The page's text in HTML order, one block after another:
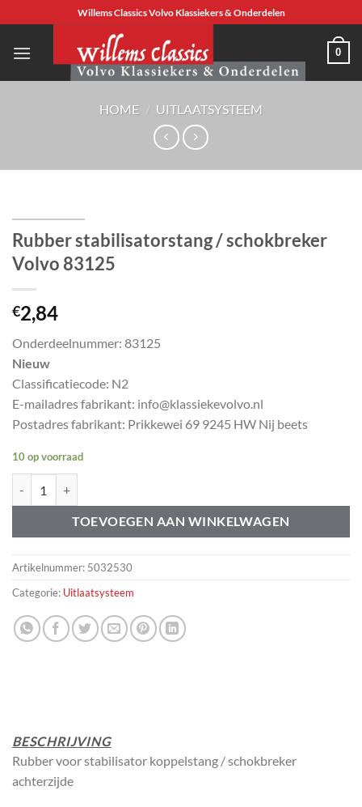
naar
inhoud
Willems Classics Volvo Klassiekers & Onderdelen
0
HOME / UITLAATSYSTEEM
Rubber stabilisatorstang / schokbreker
Volvo 83125
€2,84
Onderdeelnummer: 83125
Nieuw
Classificatiecode: N2
E-mailadres fabrikant: info@klassiekevolvo.nl
Postadres fabrikant: Prikkewei 69 9245 HW Nij beets
10 op voorraad
TOEVOEGEN AAN WINKELWAGEN
Artikelnummer: 5032530
Categorie: Uitlaatsysteem
BESCHRIJVING
Rubber voor stabilisator koppelstang / schokbreker
achterzijde